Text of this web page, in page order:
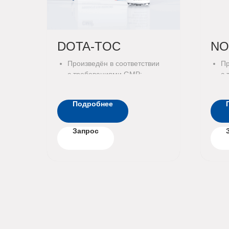
DOTA-TOC
Произведён в соответствии
с требованиями GMP;
Подробнее
Запрос
с